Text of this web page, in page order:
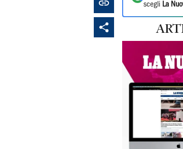
scegli La